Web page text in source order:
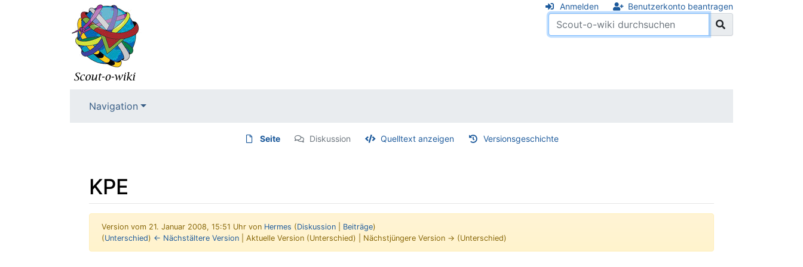
Anmelden Benutzerkonto beantragen
Navigation
Seite Diskussion Quelltext anzeigen Versionsgeschichte
KPE
Version vom 21. Januar 2008, 15:51 Uhr von Hermes (Diskussion Beiträge)
(Unterschied) ← Nächstältere Version | Aktuelle Version (Unterschied) | Nächstjüngere Version → (Unterschied)